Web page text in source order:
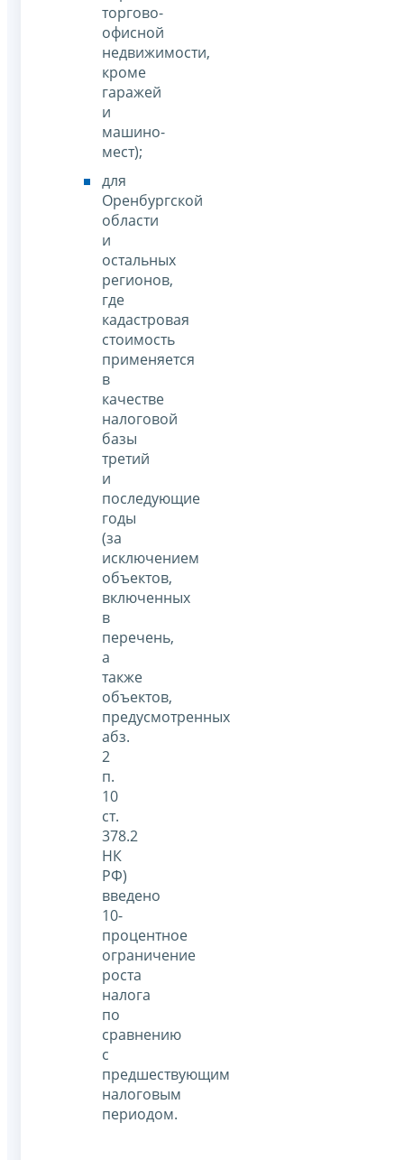
торгово-
офисной
недвижимости,
кроме
гаражей
и
машино-
мест);
для
Оренбургской
области
и
остальных
регионов,
где
кадастровая
стоимость
применяется
в
качестве
налоговой
базы
третий
и
последующие
годы
(за
исключением
объектов,
включенных
в
перечень,
а
также
объектов,
предусмотренных
абз.
2
п.
10
ст.
378.2
НК
РФ)
введено
10-
процентное
ограничение
роста
налога
по
сравнению
с
предшествующим
налоговым
периодом.